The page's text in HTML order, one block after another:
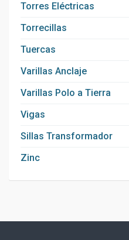
Torres Eléctricas
Torrecillas
Tuercas
Varillas Anclaje
Varillas Polo a Tierra
Vigas
Sillas Transformador
Zinc